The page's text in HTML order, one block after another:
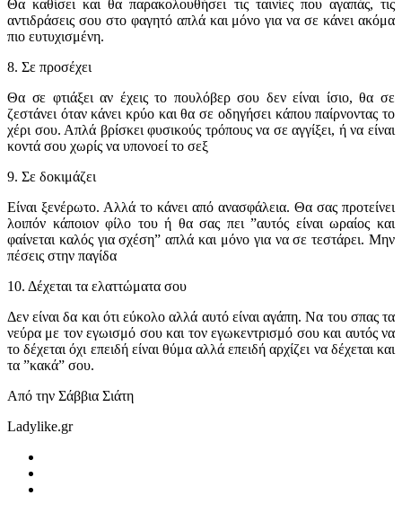
Θα καθίσει και θα παρακολουθήσει τις ταινίες που αγαπάς, τις
αντιδράσεις σου στο φαγητό απλά και μόνο για να σε κάνει ακόμα
πιο ευτυχισμένη.
8. Σε προσέχει
Θα σε φτιάξει αν έχεις το πουλόβερ σου δεν είναι ίσιο, θα σε
ζεστάνει όταν κάνει κρύο και θα σε οδηγήσει κάπου παίρνοντας το
χέρι σου. Απλά βρίσκει φυσικούς τρόπους να σε αγγίξει, ή να είναι
κοντά σου χωρίς να υπονοεί το σεξ
9. Σε δοκιμάζει
Είναι ξενέρωτο. Αλλά το κάνει από ανασφάλεια. Θα σας προτείνει
λοιπόν κάποιον φίλο του ή θα σας πει ”αυτός είναι ωραίος και
φαίνεται καλός για σχέση” απλά και μόνο για να σε τεστάρει. Μην
πέσεις στην παγίδα
10. Δέχεται τα ελαττώματα σου
Δεν είναι δα και ότι εύκολο αλλά αυτό είναι αγάπη. Να του σπας τα
νεύρα με τον εγωισμό σου και τον εγωκεντρισμό σου και αυτός να
το δέχεται όχι επειδή είναι θύμα αλλά επειδή αρχίζει να δέχεται και
τα ”κακά” σου.
Από την Σάββια Σιάτη
Ladylike.gr